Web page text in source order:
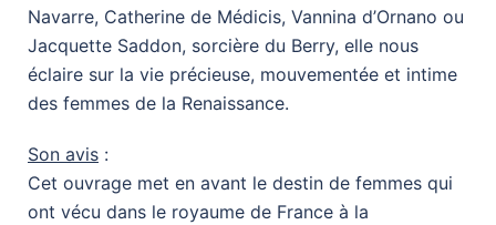
Navarre, Catherine de Médicis, Vannina d’Ornano ou
Jacquette Saddon, sorcière du Berry, elle nous
éclaire sur la vie précieuse, mouvementée et intime
des femmes de la Renaissance.
Son avis :
Cet ouvrage met en avant le destin de femmes qui
ont vécu dans le royaume de France à la